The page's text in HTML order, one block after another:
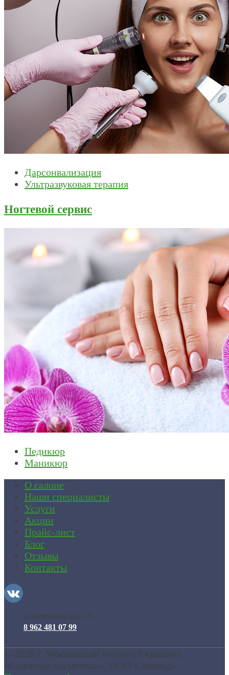
Дарсонвализация
Ультразвуковая терапия
Ногтевой сервис
Педикюр
Маникюр
О салоне
Наши специалисты
Услуги
Акции
Прайс-лист
Блог
Отзывы
Контакты
ул.Комсомольская, 120
8 962 481 07 99
© 2026 г. Московский институт красоты
«Салонная косметика», ООО «Экомед»